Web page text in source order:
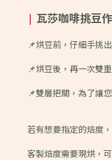
| 瓦莎咖啡挑豆
📌烘豆前，仔細手挑
📌烘豆後，再一次雙
📌雙層把關，為了讓
若有想要指定的焙度
客製焙度需要現烘，